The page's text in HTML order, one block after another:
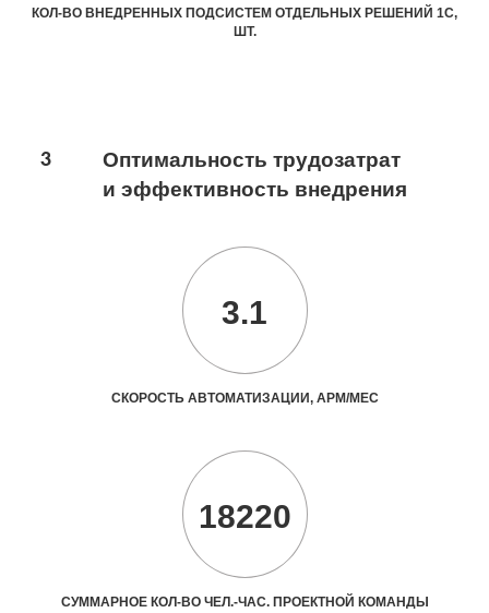
КОЛ-ВО ВНЕДРЕННЫХ ПОДСИСТЕМ ОТДЕЛЬНЫХ РЕШЕНИЙ 1С,
ШТ.
3
Оптимальность трудозатрат
и эффективность внедрения
3.1
СКОРОСТЬ АВТОМАТИЗАЦИИ, АРМ/МЕС
18220
СУММАРНОЕ КОЛ-ВО ЧЕЛ.-ЧАС. ПРОЕКТНОЙ КОМАНДЫ